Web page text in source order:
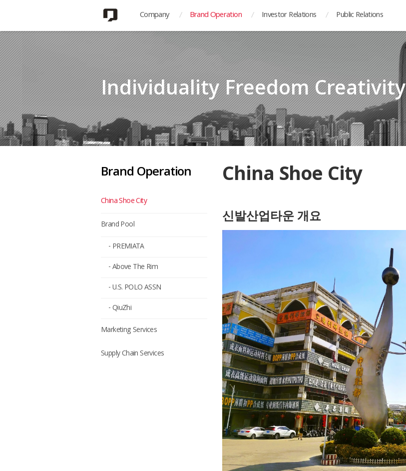
Company Brand Operation Investor Relations Public Relations
Individuality Freedom Creativity
Brand Operation
China Shoe City
Brand Pool
- PREMIATA
- Above The Rim
- U.S. POLO ASSN
- QiuZhi
Marketing Services
Supply Chain Services
China Shoe City
신발산업타운 개요